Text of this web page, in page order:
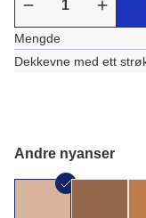
Mengde
Dekkevne med ett
Andre nyanser